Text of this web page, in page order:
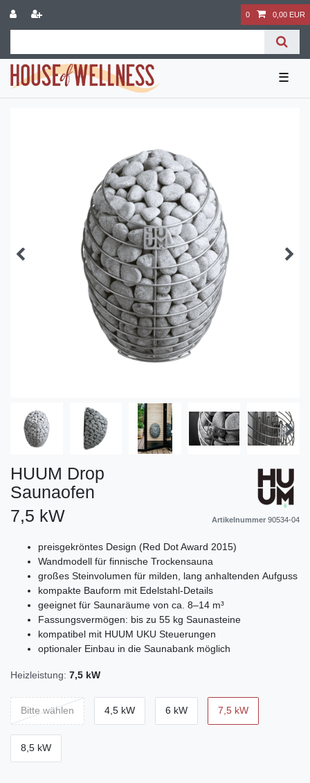
0 0,00 EUR
☰
HUUM Drop
Saunaofen
7,5 kW
Artikelnummer 90534-04
preisgekröntes Design (Red Dot Award 2015)
Wandmodell für finnische Trockensauna
großes Steinvolumen für milden, lang anhaltenden Aufguss
kompakte Bauform mit Edelstahl‑Details
geeignet für Saunaräume von ca. 8–14 m³
Fassungsvermögen: bis zu 55 kg Saunasteine
kompatibel mit HUUM UKU Steuerungen
optionaler Einbau in die Saunabank möglich
Heizleistung: 7,5 kW
Bitte wählen 4,5 kW 6 kW 7,5 kW
8,5 kW